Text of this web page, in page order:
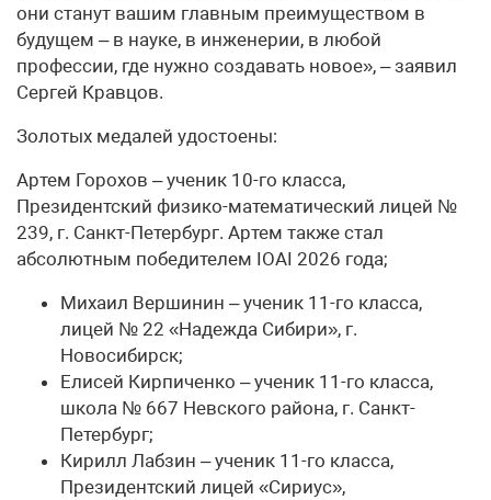
они станут вашим главным преимуществом в
будущем – в науке, в инженерии, в любой
профессии, где нужно создавать новое», – заявил
Сергей Кравцов.
Золотых медалей удостоены:
Артем Горохов – ученик 10-го класса,
Президентский физико-математический лицей №
239, г. Санкт-Петербург. Артем также стал
абсолютным победителем IOAI 2026 года;
Михаил Вершинин – ученик 11-го класса,
лицей № 22 «Надежда Сибири», г.
Новосибирск;
Елисей Кирпиченко – ученик 11-го класса,
школа № 667 Невского района, г. Санкт-
Петербург;
Кирилл Лабзин – ученик 11-го класса,
Президентский лицей «Сириус»,